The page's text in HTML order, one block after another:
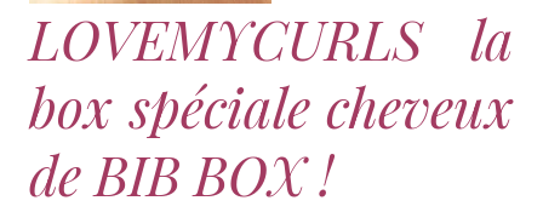
LOVEMYCURLS la
box spéciale cheveux
de BIB BOX !